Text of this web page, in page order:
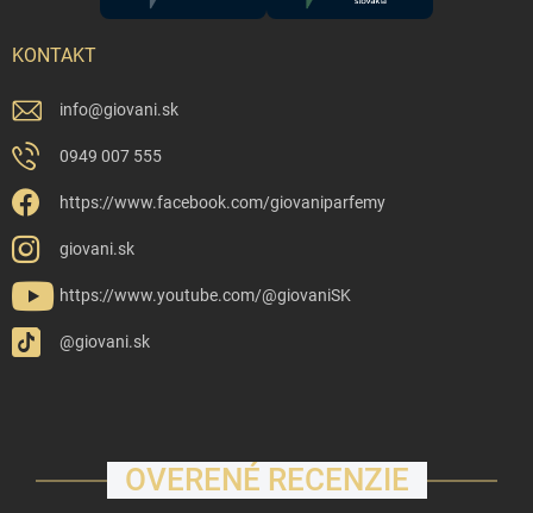
KONTAKT
info@giovani.sk
0949 007 555
https://www.facebook.com/giovaniparfemy
giovani.sk
https://www.youtube.com/@giovaniSK
@giovani.sk
OVERENÉ RECENZIE